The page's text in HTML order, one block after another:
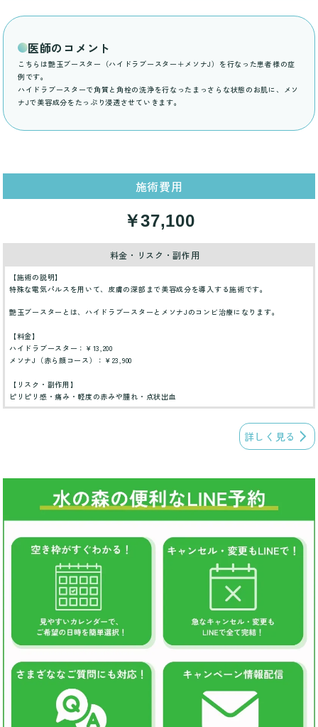
医師のコメント
こちらは艶玉ブースター（ハイドラブースター＋メソナJ）を行なった患者様の症
例です。
ハイドラブースターで角質と角栓の洗浄を行なったまっさらな状態のお肌に、メソ
ナJで美容成分をたっぷり浸透させていきます。
施術費用
￥37,100
料金・リスク・副作用
【施術の説明】
特殊な電気パルスを用いて、皮膚の深部まで美容成分を導入する施術です。
艶玉ブースターとは、ハイドラブースターとメソナJのコンビ治療になります。
【料金】
ハイドラブースター：￥13,200
メソナJ（赤ら顔コース）：￥23,900
【リスク・副作用】
ピリピリ感・痛み・軽度の赤みや腫れ・点状出血
詳しく見る